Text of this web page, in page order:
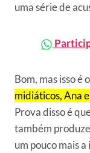
uma série de
Bom, mas isso é
midiáticos, Ana
Prova disso é
também
um pouco mais